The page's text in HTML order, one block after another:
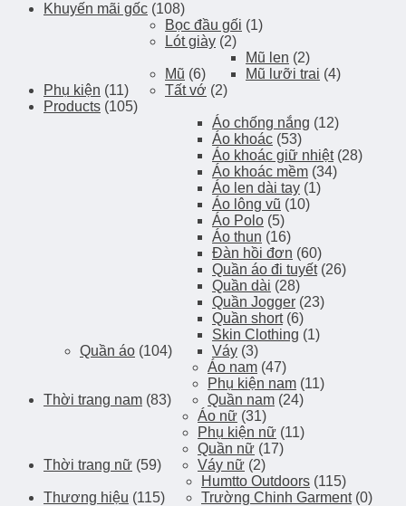
Khuyến mãi gốc (108)
Phụ kiện (11)
Bọc đầu gối (1)
Lót giày (2)
Mũ (6)
Mũ len (2)
Mũ lưỡi trai (4)
Tất vớ (2)
Products (105)
Quần áo (104)
Áo chống nắng (12)
Áo khoác (53)
Áo khoác giữ nhiệt (28)
Áo khoác mềm (34)
Áo len dài tay (1)
Áo lông vũ (10)
Áo Polo (5)
Áo thun (16)
Đàn hồi đơn (60)
Quần áo đi tuyết (26)
Quần dài (28)
Quần Jogger (23)
Quần short (6)
Skin Clothing (1)
Váy (3)
Thời trang nam (83)
Áo nam (47)
Phụ kiện nam (11)
Quần nam (24)
Thời trang nữ (59)
Áo nữ (31)
Phụ kiện nữ (11)
Quần nữ (17)
Váy nữ (2)
Thương hiệu (115)
Humtto Outdoors (115)
Trường Chinh Garment (0)